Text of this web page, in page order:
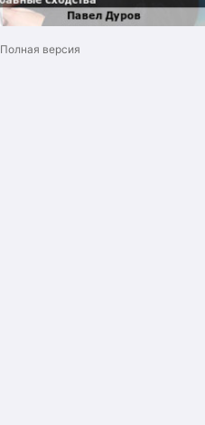
Полная версия